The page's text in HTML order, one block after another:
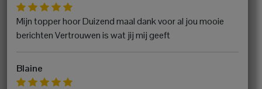
Mijn topper hoor Duizend maal dank voor al jou mooie
berichten Vertrouwen is wat jij mij geeft
Blaine